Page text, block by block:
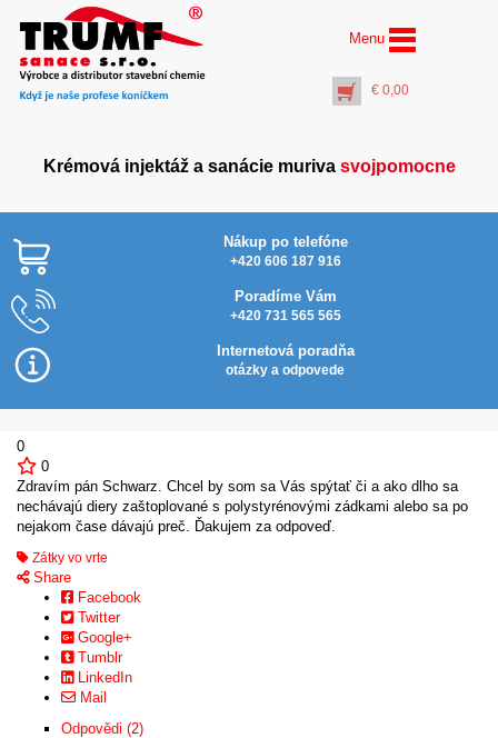
Menu
€ 0,00
Krémová injektáž a sanácie muriva svojpomocne
Nákup po telefóne
+420 606 187 916
Poradíme Vám
+420 731 565 565
Internetová poradňa
otázky a odpovede
0
0
Zdravím pán Schwarz. Chcel by som sa Vás spýtať či a ako dlho sa
nechávajú diery zaštoplované s polystyrénovými zádkami alebo sa po
nejakom čase dávajú preč. Ďakujem za odpoveď.
Zátky vo vrte
Share
Facebook
Twitter
Google+
Tumblr
LinkedIn
Mail
Odpovědi (2)
Injektážna pumpa (5
litrov) s meraním tlaku a
s možnosťou pripojenia
na kompresor
€70,00